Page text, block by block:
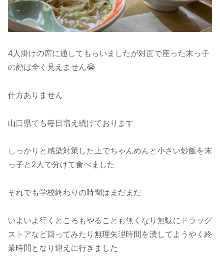
4人掛けの席に通してもらいましたが対面で座った末っ子
の顔は全く見えません😭
仕方ありません
山口県でも毎日増え続けております
しっかりと感染対策した上でちゃんめんと小さい炒飯を末
っ子と2人で分けて食べました
それでも学校終わりの時間はまだまだ
いよいよ行くところもやることも無くなり無駄にドラッグ
ストアなど回ってみたり無理矢理時間を潰してようやく終
業時間となり迎えに行きました